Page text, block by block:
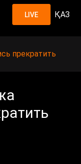
LIVE ҚАЗ
прекратить